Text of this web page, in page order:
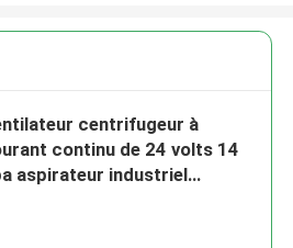
centrifugeur à
continu de 24 volts 14
aspirateur industriel